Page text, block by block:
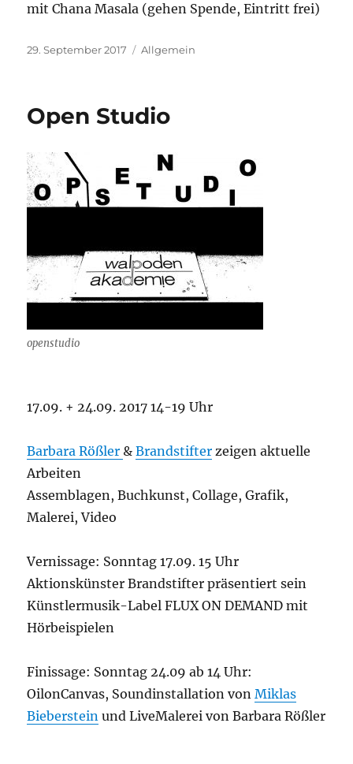
mit Chana Masala (gehen Spende, Eintritt frei)
Veröffentlicht
29. September 2017 Kategorien
Allgemein
Open Studio
openstudio
17.09. + 24.09. 2017 14-19 Uhr
Barbara Rößler &Brandstifter zeigen aktuelle
Arbeiten
Assemblagen, Buchkunst, Collage, Grafik,
Malerei, Video
Vernissage: Sonntag 17.09. 15 Uhr
Aktionskünster Brandstifter präsentiert sein
Künstlermusik-Label FLUX ON DEMAND mit
Hörbeispielen
Finissage: Sonntag 24.09 ab 14 Uhr:
OilonCanvas, Soundinstallation vonMiklas
Bieberstein und LiveMalerei von Barbara Rößler